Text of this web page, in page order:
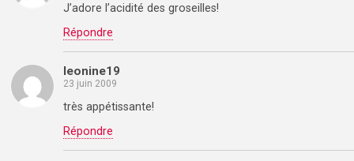
J’adore l’acidité des groseilles!
Répondre
leonine19
23 juin 2009
très appétissante!
Répondre